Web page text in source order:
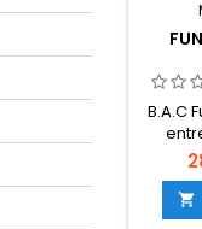
B.A.C
a
